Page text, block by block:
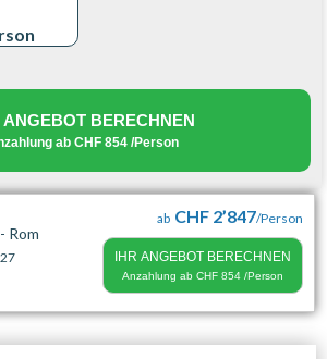
ANGEBOT BERECHNEN
ab CHF 854 /Person
Rom
ab CHF 2’847/Person
IHR ANGEBOT BERECHNEN
Anzahlung ab CHF 854/Person